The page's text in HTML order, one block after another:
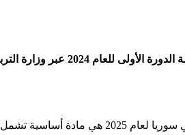
نقدم لكم سلم تصحيح
الطلاب على التحضير للامتحان النهائي.